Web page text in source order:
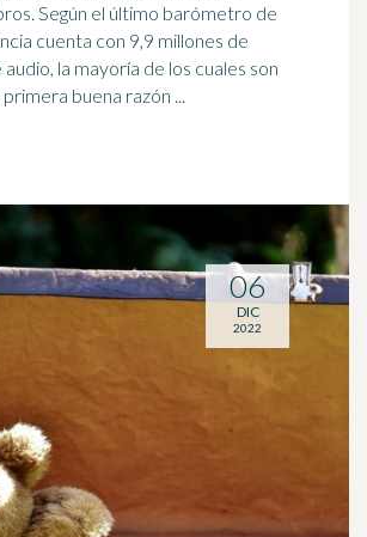
Según el último barómetro de
cuenta con 9,9 millones de
la mayoría de los cuales son
jóvenes. La primera buena razón ...
06
DIC
2022